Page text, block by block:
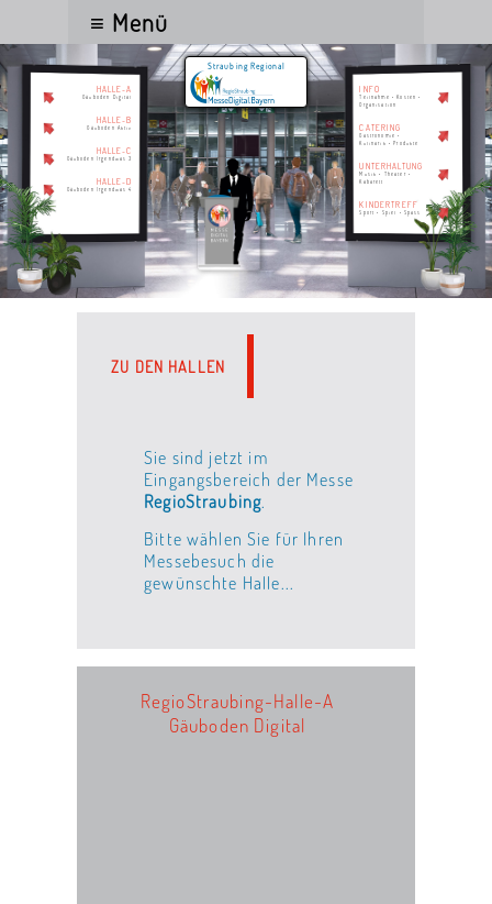
≡ Menü
Straubing Regional
HALLE-A
Gäuboden Digital
HALLE-B
Gäuboden Aktiv
HALLE-C
Gäuboden Irgendwas 3
HALLE-D
Gäuboden Irgendwas 4
INFO
Teilnahme • Kosten •
Organisation
CATERING
Gastronomie •
Kulinarik • Produkte
UNTERHALTUNG
Musik • Theater •
Kabarett
KINDERTREFF
Sport • Spiel • Spass
ZU DEN HALLEN
Sie sind jetzt im
Eingangsbereich der Messe
RegioStraubing.
Bitte wählen Sie für Ihren
Messebesuch die
gewünschte Halle...
RegioStraubing-Halle-A
Gäuboden Digital